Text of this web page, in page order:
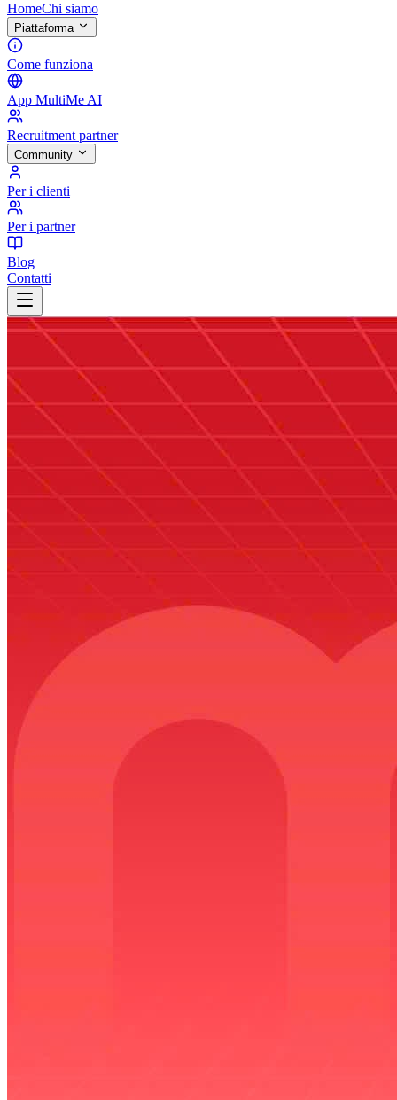
HomeChi siamo
Piattaforma
Come funziona
App MultiMe AI
Recruitment partner
Community
Per i clienti
Per i partner
Blog
Contatti